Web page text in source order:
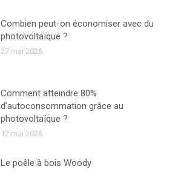
Combien peut-on économiser avec du
photovoltaïque ?
27 mai 2026
Comment atteindre 80%
d’autoconsommation grâce au
photovoltaïque ?
12 mai 2026
Le poêle à bois Woody